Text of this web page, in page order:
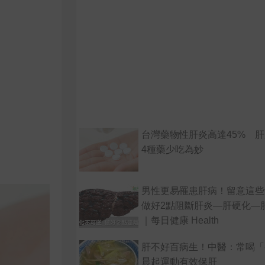
台灣藥物性肝炎高達45%
4種藥少吃為妙
男性更易罹患肝病！留意這
做好2點阻斷肝炎—肝硬化—
｜每日健康 Health
肝不好百病生！中醫：常喝
晨起運動有效保肝